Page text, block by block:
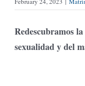
Redescubramos
sexualidad y del